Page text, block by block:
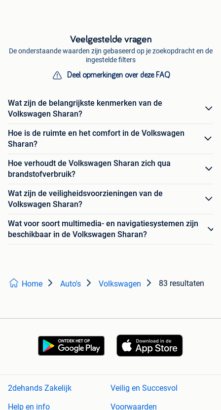
Veelgestelde vragen
De onderstaande waarden zijn gebaseerd op je zoekopdracht en de
ingestelde filters
Deel opmerkingen over deze FAQ
Wat zijn de belangrijkste kenmerken van de
Volkswagen Sharan?
Hoe is de ruimte en het comfort in de Volkswagen
Sharan?
Hoe verhoudt de Volkswagen Sharan zich qua
brandstofverbruik?
Wat zijn de veiligheidsvoorzieningen van de
Volkswagen Sharan?
Wat voor soort multimedia- en navigatiesystemen zijn
beschikbaar in de Volkswagen Sharan?
Home Auto's Volkswagen 83 resultaten
2dehands Zakelijk
Veilig en Succesvol
Help en info
Voorwaarden